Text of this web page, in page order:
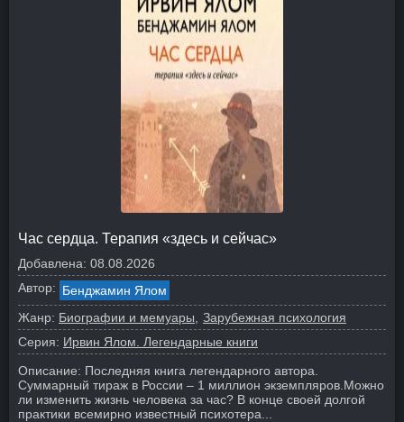
Час сердца. Терапия «здесь и сейчас»
Добавлена: 08.08.2026
Автор: Бенджамин Ялом
Жанр: Биографии и мемуары
Зарубежная психология
Серия: Ирвин Ялом. Легендарные книги
Описание: Последняя книга легендарного автора.
Суммарный тираж в России – 1 миллион экземпляров. Можно
ли изменить жизнь человека за час? В конце своей долгой
практики всемирно известный психотера...